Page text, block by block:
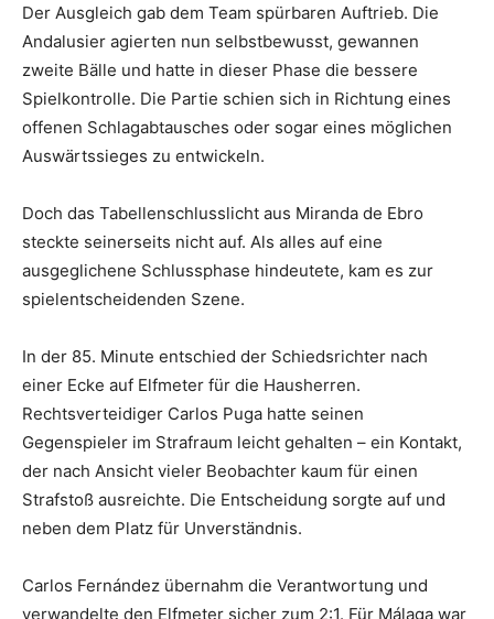
Der Ausgleich gab dem Team spürbaren Auftrieb. Die
Andalusier agierten nun selbstbewusst, gewannen
zweite Bälle und hatte in dieser Phase die bessere
Spielkontrolle. Die Partie schien sich in Richtung eines
offenen Schlagabtausches oder sogar eines möglichen
Auswärtssieges zu entwickeln.
Doch das Tabellenschlusslicht aus Miranda de Ebro
steckte seinerseits nicht auf. Als alles auf eine
ausgeglichene Schlussphase hindeutete, kam es zur
spielentscheidenden Szene.
In der 85. Minute entschied der Schiedsrichter nach
einer Ecke auf Elfmeter für die Hausherren.
Rechtsverteidiger Carlos Puga hatte seinen
Gegenspieler im Strafraum leicht gehalten – ein Kontakt,
der nach Ansicht vieler Beobachter kaum für einen
Strafstoß ausreichte. Die Entscheidung sorgte auf und
neben dem Platz für Unverständnis.
Carlos Fernández übernahm die Verantwortung und
verwandelte den Elfmeter sicher zum 2:1. Für Málaga war